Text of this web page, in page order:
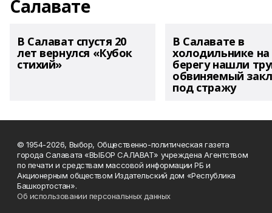
Салавате
В Салават спустя 20
лет вернулся «Кубок
стихий»
В Салавате в
холодильнике на
берегу нашли
обвиняемый
под стражу
© 1954-2026, Выбор, Общественно-политическая газета
города Салавата «ВЫБОР САЛАВАТ» учреждена Агентством
по печати и средствам массовой информации РБ и
Акционерным обществом Издательский дом «Республика
Башкортостан».
Об использовании персональных данных